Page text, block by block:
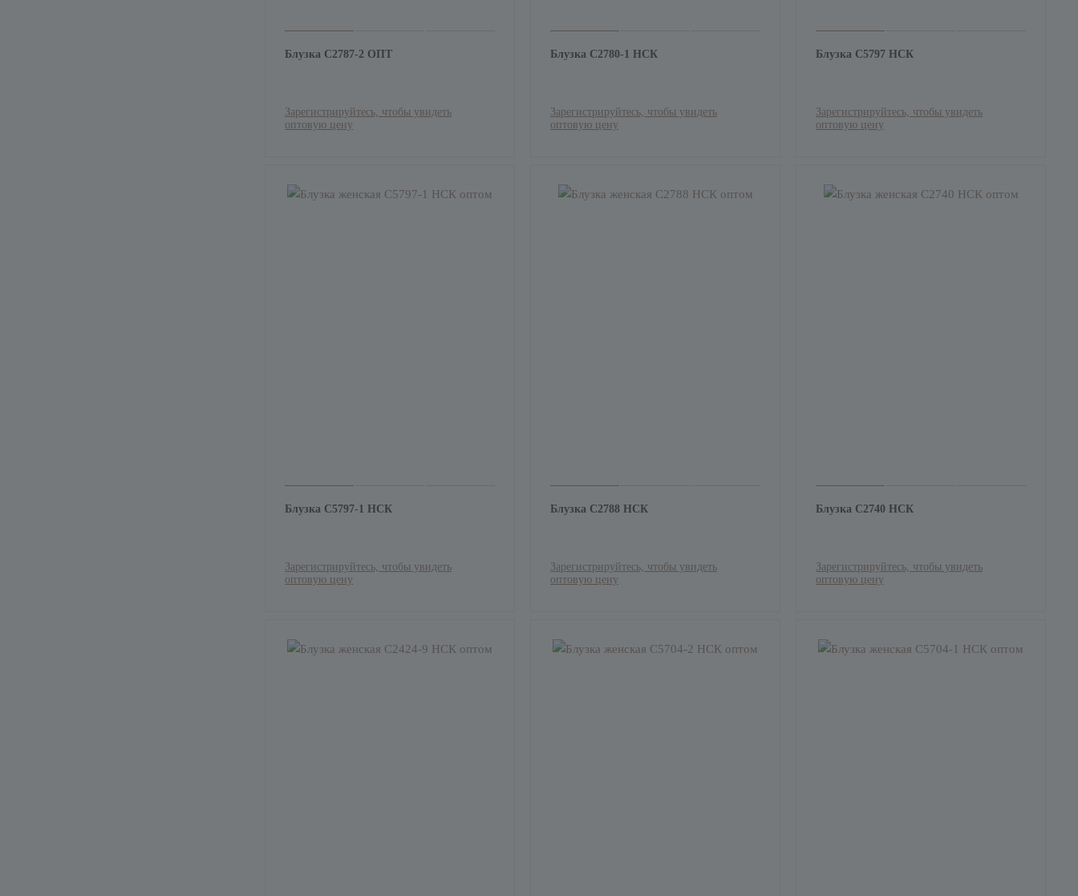
Блузка С2787-2 ОПТ
Зарегистрируйтесь, чтобы увидеть
оптовую цену
Блузка С2780-1 НСК
Зарегистрируйтесь, чтобы увидеть
оптовую цену
Блузка С5797 НСК
Зарегистрируйтесь, чтобы увидеть
оптовую цену
Блузка С5797-1 НСК
Зарегистрируйтесь, чтобы увидеть
оптовую цену
Блузка С2788 НСК
Зарегистрируйтесь, чтобы увидеть
оптовую цену
Блузка С2740 НСК
Зарегистрируйтесь, чтобы увидеть
оптовую цену